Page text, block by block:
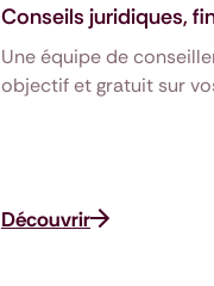
Conseils juridiques,
Une équipe de
objectif et gratuit sur
Découvrir